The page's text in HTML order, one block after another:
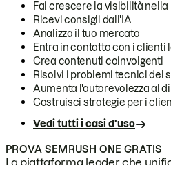
Fai crescere la visibilità
Ricevi consigli dall'IA
Analizza il tuo mercato
Entra in contatto con i clienti
Crea contenuti coinvolgenti
Risolvi i problemi tecnici del
Aumenta l'autorevolezza al
Costruisci strategie per i
Vedi tutti i casi d'uso
PROVA SEMRUSH ONE GRATIS
La piattaforma leader che